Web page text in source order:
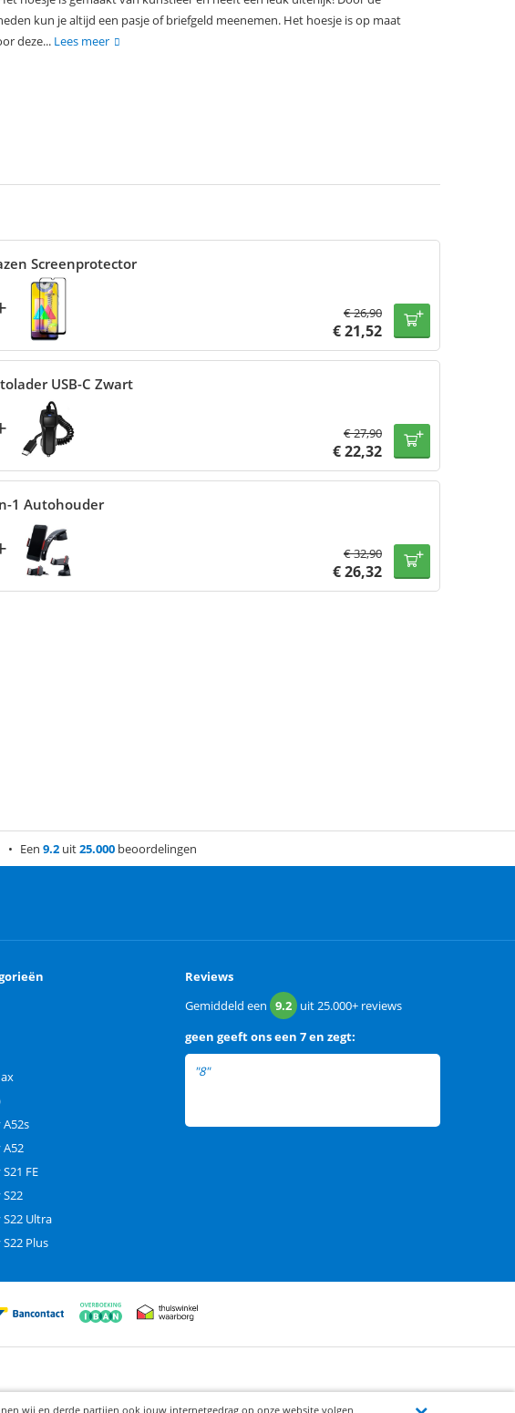
kun je altijd een pasje of briefgeld meenemen. Het hoesje is op maat
deze... Lees meer
Screenprotector
€26,90
€21,52
USB-C Zwart
€27,90
€22,32
1 Autohouder
€32,90
€26,32
Een 9.2uit25.000beoordelingen
A52
FE
Ultra
Plus
Reviews
Gemiddeld een 9.2 uit25.000+ reviews
geen geeft ons een 7 en zegt:
"8"
wij en derde partijen ook jouw internetgedrag op onze website volgen,